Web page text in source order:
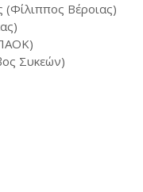
(Φίλιππος Βέροιας)
Συκεών)